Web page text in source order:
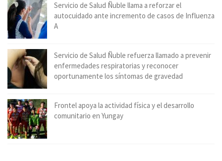
Servicio de Salud Ñuble llama a reforzar el
autocuidado ante incremento de casos de Influenza
A
Servicio de Salud Ñuble refuerza llamado a prevenir
enfermedades respiratorias y reconocer
oportunamente los síntomas de gravedad
Frontel apoya la actividad física y el desarrollo
comunitario en Yungay